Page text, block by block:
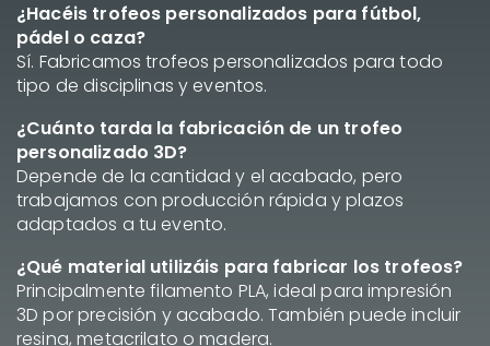
¿Hacéis trofeos personalizados para fútbol,
pádel o caza?
Sí. Fabricamos trofeos personalizados para todo
tipo de disciplinas y eventos.
¿Cuánto tarda la fabricación de un trofeo
personalizado 3D?
Depende de la cantidad y el acabado, pero
trabajamos con producción rápida y plazos
adaptados a tu evento.
¿Qué material utilizáis para fabricar los trofeos?
Principalmente filamento PLA, ideal para impresión
3D por precisión y acabado. También puede incluir
resina, metacrilato o madera.